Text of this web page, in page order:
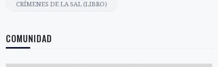
CRÍMENES DE LA SAL (LIBRO)
COMUNIDAD